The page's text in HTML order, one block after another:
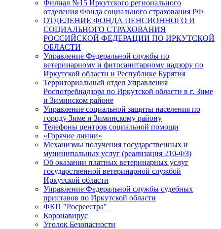
Филиал №15 Иркутского регионального
отделения Фонда социального страхования РФ
ОТДЕЛЕНИЕ ФОНДА ПЕНСИОННОГО И
СОЦИАЛЬНОГО СТРАХОВАНИЯ
РОССИЙСКОЙ ФЕДЕРАЦИИ ПО ИРКУТСКОЙ
ОБЛАСТИ
Управление Федеральной службы по
ветеринарному и фитосанитарному надзору по
Иркутской области и Республике Бурятия
Территориальный отдел Управления
Роспотребнадзора по Иркутской области в г. Зиме
и Зиминском районе
Управление социальной защиты населения по
городу Зиме и Зиминскому району
Телефоны центров социальной помощи
«Горячие линии»
Механизмы получения государственных и
муниципальных услуг (реализация 210-ФЗ)
Об оказании платных ветеринарных услуг
государственной ветеринарной службой
Иркутской области
Управление Федеральной службы судебных
приставов по Иркутской области
ФКП "Росреестра"
Коронавирус
Уголок Безопасности